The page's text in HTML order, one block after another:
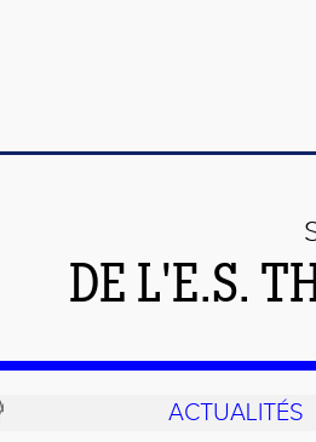
DE L'E.S.
ACTUALITÉS